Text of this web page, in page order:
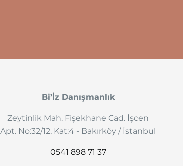
Bi’İz Danışmanlık
Zeytinlik Mah. Fişekhane Cad. İşcen
Apt. No:32/12, Kat:4 - Bakırköy / İstanbul
0541 898 71 37